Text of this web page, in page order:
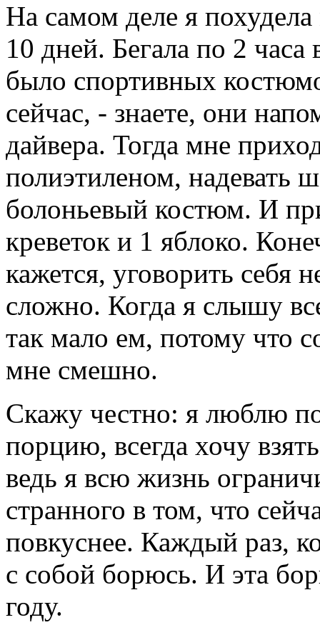
На самом деле я
10 дней. Бегала по 2
было спортивных
сейчас, - знаете, они
дайвера. Тогда мне
полиэтиленом, надевать
болоньевый костюм. И
креветок и 1 яблоко.
кажется, уговорить себя
сложно. Когда я слышу
так мало ем, потому что
мне смешно.
Скажу честно: я люблю
порцию, всегда хочу
ведь я всю жизнь
странного в том, что
повкуснее. Каждый раз,
с собой борюсь. И эта
году.